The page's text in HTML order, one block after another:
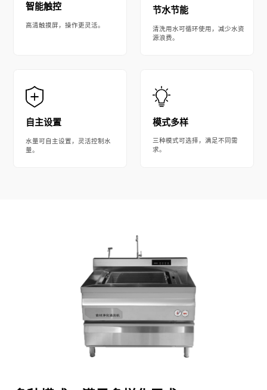
智能触控
高清触摸屏，操作更灵活。
节水节能
清洗用水可循环使用，减少水资
源浪费。
自主设置
水量可自主设置，灵活控制水
量。
模式多样
三种模式可选择，满足不同需
求。